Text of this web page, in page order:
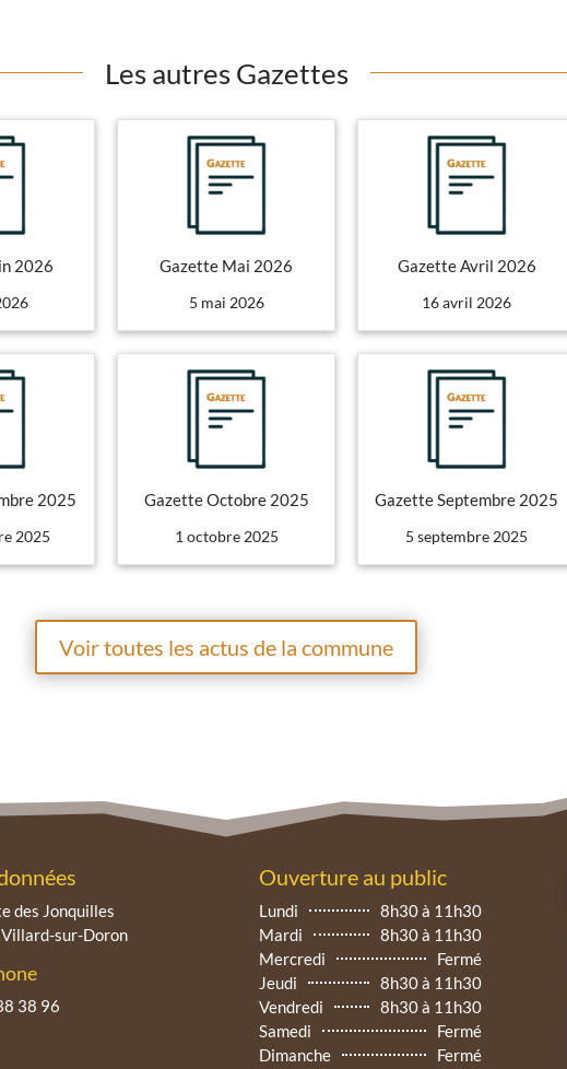
Les autresGazettes
2026 Gazette Mai 2026
5 mai 2026
Gazette Avril 2026
16 avril 2026
2025
2025
Gazette Octobre 2025
1 octobre 2025
Gazette Septembre 2025
5 septembre 2025
Voir toutes les actus de la commune
des Jonquilles
sur-Doron
38 96
Ouverture au public
Lundi
8h30 à 11h30
Mardi
8h30 à 11h30
Mercredi
Fermé
Jeudi
8h30 à 11h30
Vendredi
8h30 à 11h30
Samedi
Fermé
Dimanche
Fermé